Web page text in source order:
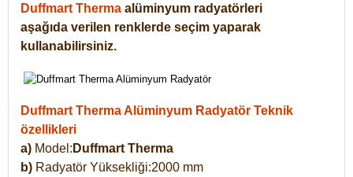
Duffmart Therma alüminyum radyatörleri
aşağıda verilen renklerde seçim yaparak
kullanabilirsiniz.
Duffmart Therma Alüminyum Radyatör Teknik
özellikleri
a) Model: Duffmart Therma
b) Radyatör Yüksekliği:2000 mm